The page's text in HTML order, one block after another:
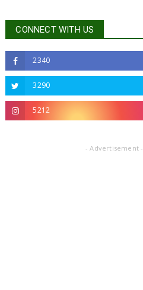
CONNECT WITH US
2340
3290
5212
- Advertisement -